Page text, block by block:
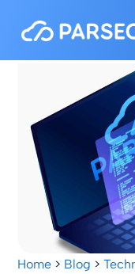
Home > Blog >